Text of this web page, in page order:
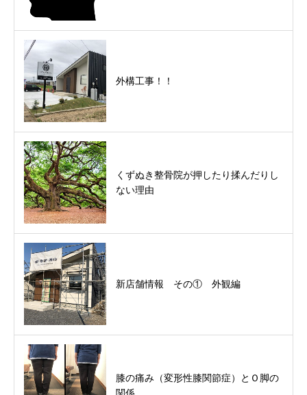
外構工事！！
くずぬき整骨院が押したり揉んだりし
ない理由
新店舗情報 その① 外観編
膝の痛み（変形性膝関節症）とＯ脚の